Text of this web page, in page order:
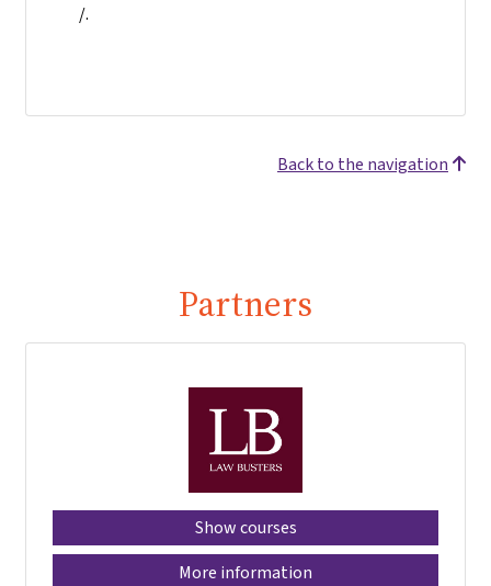
/.
Back to the navigation
Partners
Show courses
More information